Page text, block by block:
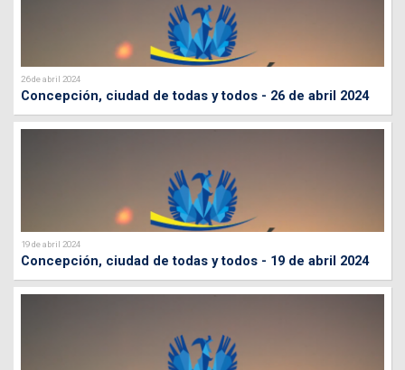
26 de abril 2024
Concepción, ciudad de todas y todos - 26 de abril 2024
19 de abril 2024
Concepción, ciudad de todas y todos - 19 de abril 2024